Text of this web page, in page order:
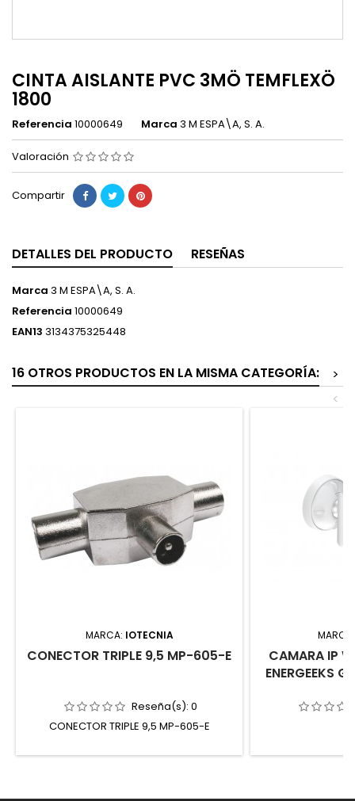
CINTA AISLANTE PVC 3MÖ TEMFLEXÖ
1800
Referencia 10000649 Marca 3 M ESPA\A, S. A.
Valoración
Compartir
DETALLES DEL PRODUCTO RESEÑAS
Marca 3 M ESPA\A, S. A.
Referencia 10000649
EAN13 3134375325448
16 OTROS PRODUCTOS EN LA MISMA CATEGORÍA:
>
<
MARCA: IOTECNIA
CONECTOR TRIPLE 9,5 MP-605-E
Reseña(s): 0
CONECTOR TRIPLE 9,5 MP-605-E
CAMARA IP
ENERGEEKS